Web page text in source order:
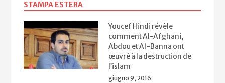
STAMPA ESTERA
Youcef Hindi révèle
comment Al-Afghani,
Abdou et Al-Banna ont
œuvré à la destruction de
l’islam
giugno 9, 2016